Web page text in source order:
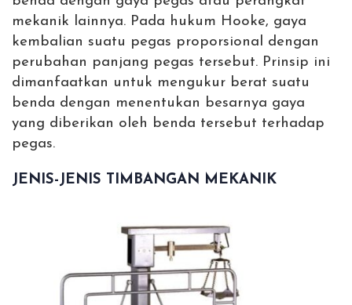
mekanik lainnya. Pada hukum Hooke, gaya
kembalian suatu pegas proporsional dengan
perubahan panjang pegas tersebut. Prinsip ini
dimanfaatkan untuk mengukur berat suatu
benda dengan menentukan besarnya gaya
yang diberikan oleh benda tersebut terhadap
pegas.
JENIS-JENIS TIMBANGAN MEKANIK